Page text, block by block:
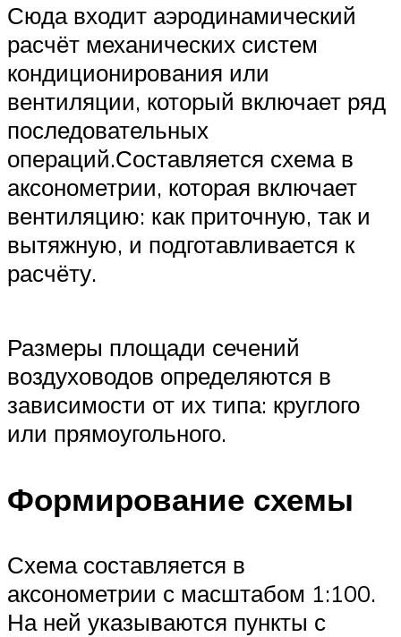
Сюда входит аэродинамический
расчёт механических систем
кондиционирования или
вентиляции, который включает ряд
последовательных
операций.Составляется схема в
аксонометрии, которая включает
вентиляцию: как приточную, так и
вытяжную, и подготавливается к
расчёту.
Размеры площади сечений
воздуховодов определяются в
зависимости от их типа: круглого
или прямоугольного.
Формирование схемы
Схема составляется в
аксонометрии с масштабом 1:100.
На ней указываются пункты с